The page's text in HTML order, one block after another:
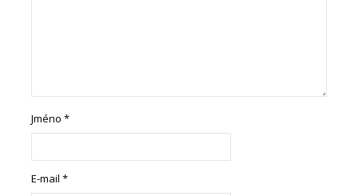
Jméno*
E-mail*